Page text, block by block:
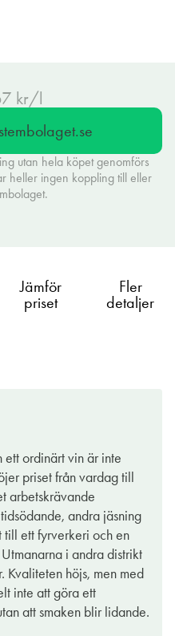
kr/l
utan hela köpet genomförs
heller ingen koppling till eller
Jämför
priset
Fler
detaljer
ett ordinärt vin är inte
priset från vardag till
arbetskrävande
andra jäsning
till ett fyrverkeri och en
i andra distrikt
höjs, men med
inte att göra ett
att smaken blir lidande.